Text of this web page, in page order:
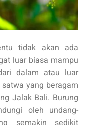
tidak akan ada
luar biasa mampu
dalam atau luar
yang beragam
Jalak Bali. Burung
oleh undang-